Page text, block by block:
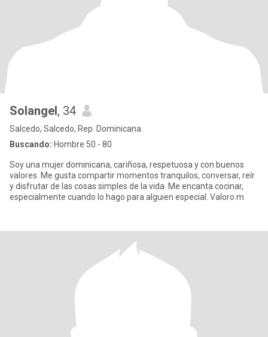
Solangel, 34
Salcedo, Salcedo, Rep. Dominicana
Buscando: Hombre 50 - 80
Soy una mujer dominicana, cariñosa, respetuosa y con buenos
valores. Me gusta compartir momentos tranquilos, conversar, reír
y disfrutar de las cosas simples de la vida. Me encanta cocinar,
especialmente cuando lo hago para alguien especial. Valoro m